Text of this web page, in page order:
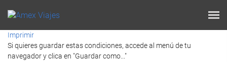
Imprimir
Si quieres guardar estas condiciones, accede al menú de tu
navegador y clica en "Guardar como..."